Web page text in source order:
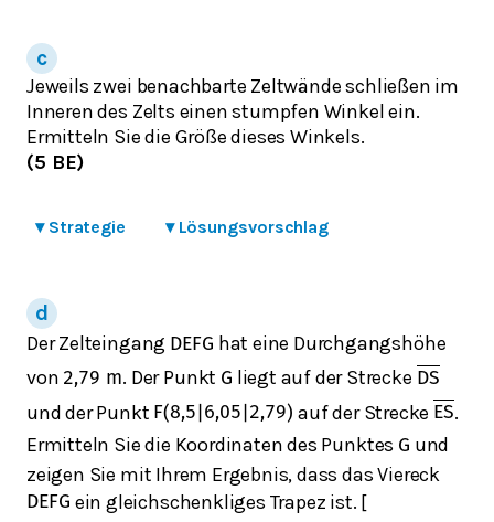
Jeweils zwei benachbarte Zeltwände schließen im
Inneren des Zelts einen stumpfen Winkel ein.
Ermitteln Sie die Größe dieses Winkels.
(5 BE)
▾ Strategie ▾ Lösungsvorschlag
Der Zelteingang DEFG hat eine Durchgangshöhe
von 2,79 m. Der Punkt G liegt auf der Strecke DS
und der Punkt F(8,5 6,05 2,79) auf der Strecke ES.
Ermitteln Sie die Koordinaten des Punktes G und
zeigen Sie mit Ihrem Ergebnis, dass das Viereck
DEFG ein gleichschenkliges Trapez ist. [